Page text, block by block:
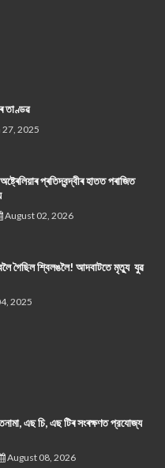
তাণ্ডৱ
27, 2025
প্ৰতিদ্বন্দ্বীৰ হাতত পৰাজিত
August 02, 2026
গৈছিল শ্বিলঙলৈ! আদবাটতে মৃত্যু যুৱ
2025
এছ চি, এছ টিৰ সংৰক্ষণত প্রযোজ্য
August 08, 2026